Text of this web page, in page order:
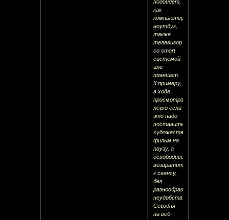
подойдет,
как
компьютер,
ноутбук,
также
телевизор
со smart
системой
или
планшет.
К примеру,
в ходе
просмотра
легко если
это надо
поставить
художественный
фильм на
паузу, а
освободившись,
возвратиться
к сеансу,
без
разнообразных
неудобств.
Сегодня
на веб-